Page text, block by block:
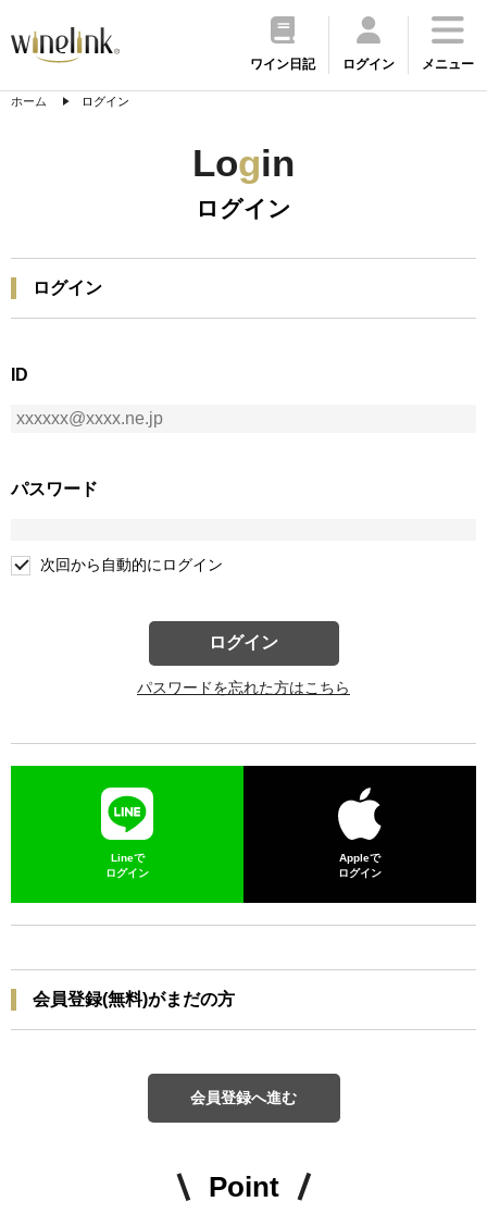
ワイン日記 ログイン メニュー
ホーム ログイン
Login
ログイン
ログイン
ID
パスワード
次回から自動的にログイン
ログイン
パスワードを忘れた方はこちら
Lineで
ログイン
Appleで
ログイン
会員登録(無料)がまだの方
会員登録へ進む
Point